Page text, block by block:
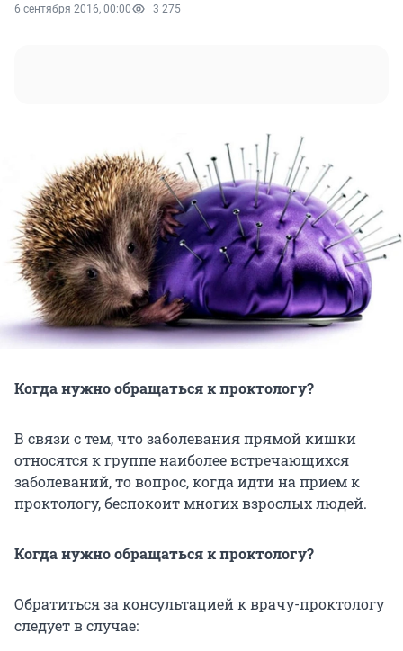
6 сентября 2016, 00:00 3 275
Когда нужно обращаться к проктологу?
В связи с тем, что заболевания прямой кишки
относятся к группе наиболее встречающихся
заболеваний, то вопрос, когда идти на прием к
проктологу, беспокоит многих взрослых людей.
Когда нужно обращаться к проктологу?
Обратиться за консультацией к врачу-проктологу
следует в случае: